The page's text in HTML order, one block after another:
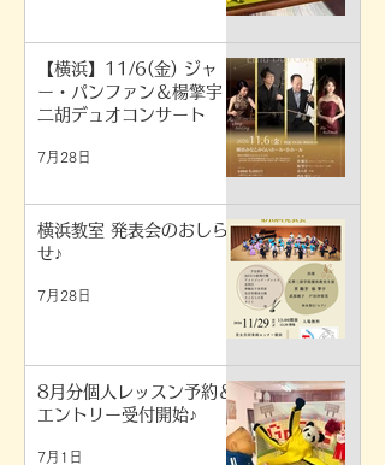
【横浜】11/6(金) ジャ
ー・パンファン＆楊擎宇
二胡デュオコンサート
7月28日
横浜教室 発表会のおしら
せ♪
7月28日
8月分個人レッスン予約＆
エントリー受付開始♪
7月1日